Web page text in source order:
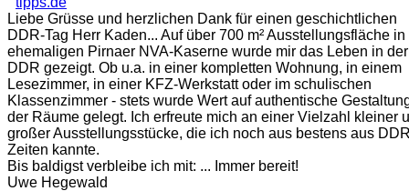
Liebe Grüsse und herzlichen Dank für einen geschichtlichen
DDR-Tag Herr Kaden... Auf über 700 m² Ausstellungsfläche in
ehemaligen Pirnaer NVA-Kaserne wurde mir das Leben in der
DDR gezeigt. Ob u.a. in einer kompletten Wohnung, in einem
Lesezimmer, in einer KFZ-Werkstatt oder im schulischen
Klassenzimmer - stets wurde Wert auf authentische
der Räume gelegt. Ich erfreute mich an einer Vielzahl kleiner
großer Ausstellungsstücke, die ich noch aus bestens aus
Zeiten kannte.
Bis baldigst verbleibe ich mit: ... Immer bereit!
Uwe Hegewald